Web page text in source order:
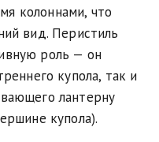
колоннами, что
вид. Перистиль
роль — он
купола, так и
лантерну
купола).